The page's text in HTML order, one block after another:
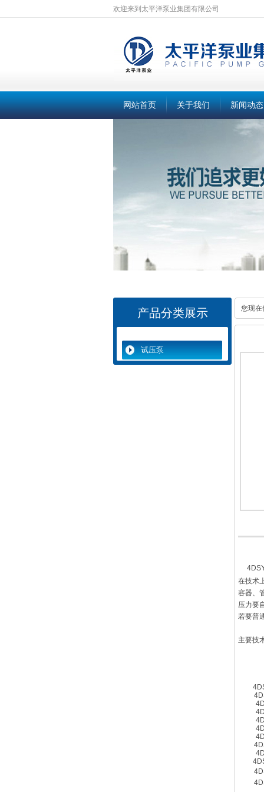
欢迎来到太平洋泵业集团有限公司
网站首页 关于我们 新闻动态
产品分类展示
试压泵
您现在
在技术
容器、
压力要
若要普
主要技